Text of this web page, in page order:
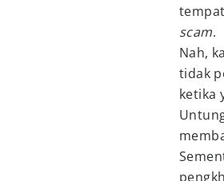
scam.
Nah,
tidak
ketika